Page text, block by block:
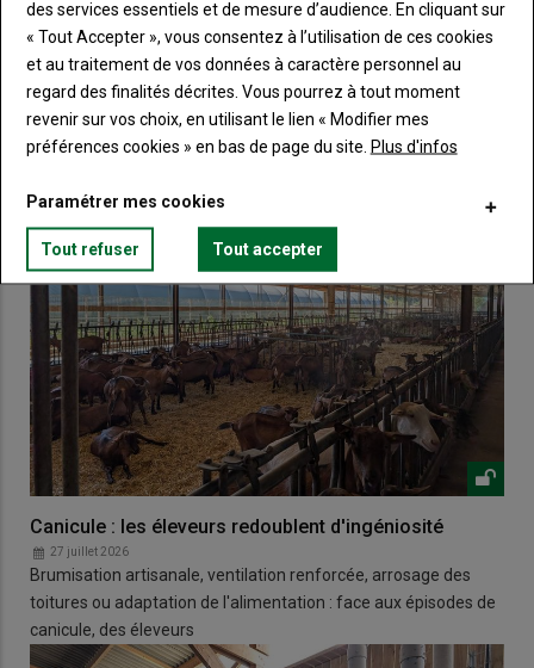
Canicule : les éleveurs redoublent d'ingéniosité
27 juillet 2026
Brumisation artisanale, ventilation renforcée, arrosage des
toitures ou adaptation de l'alimentation : face aux épisodes de
canicule, des éleveurs
des services essentiels et de mesure d’audience. En cliquant sur
« Tout Accepter », vous consentez à l’utilisation de ces cookies
et au traitement de vos données à caractère personnel au
regard des finalités décrites. Vous pourrez à tout moment
revenir sur vos choix, en utilisant le lien « Modifier mes
préférences cookies » en bas de page du site. Plus d'infos
Paramétrer mes cookies
Tout refuser Tout accepter